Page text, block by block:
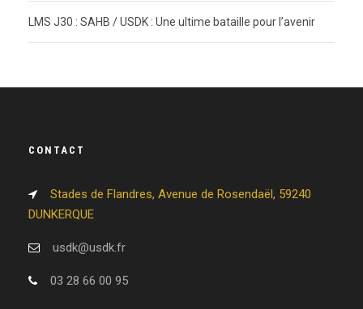
LMS J30 : SAHB / USDK : Une ultime bataille pour l’avenir
CONTACT
Stades de Flandres, Avenue de Rosendaël, 59240
DUNKERQUE
usdk@usdk.fr
03 28 66 00 95